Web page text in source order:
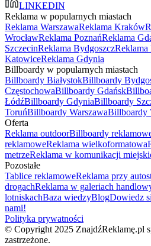
LINKEDIN
Reklama w popularnych miastach
Reklama WarszawaReklama Kraków
WrocławReklama PoznańReklama
SzczecinReklama Bydgoszcz
KatowiceReklama Gdynia
Billboardy w popularnych miastach
Billboardy BiałystokBillboardy
CzęstochowaBillboardy Gdańsk
ŁódźBillboardy GdyniaBillboardy
ToruńBillboardy WarszawaBillboardy
Oferta
Reklama outdoorBillboardy
reklamoweReklama wielkoformatowa
metrzeReklama w komunikacji
Pozostałe
Tablice reklamoweReklama przy
drogachReklama w galeriach
lotniskachBaza wiedzyBlogDowiedz
nami!
Polityka prywatności
© Copyright 2025 ZnajdźReklamę.pl
zastrzeżone.